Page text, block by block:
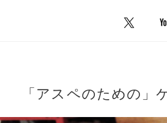
「アスペのための